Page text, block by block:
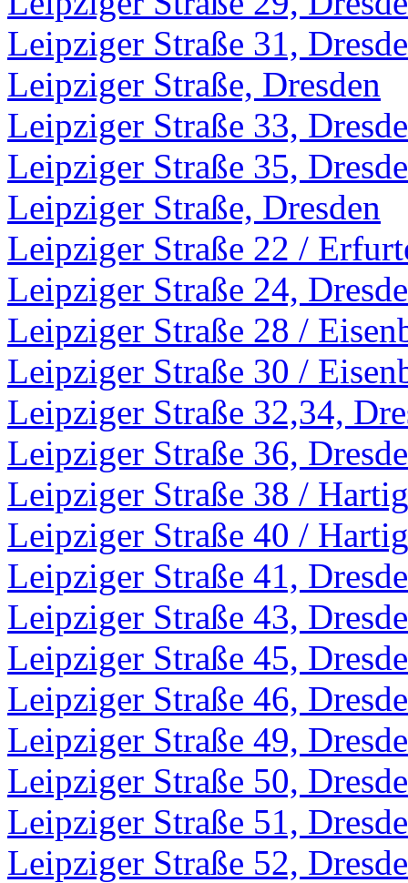
Leipziger Straße 31,
Leipziger Straße, Dresden
Leipziger Straße 33,
Leipziger Straße 35,
Leipziger Straße, Dresden
Leipziger Straße 22 /
Leipziger Straße 24,
Leipziger Straße 28 /
Leipziger Straße 30 /
Leipziger Straße 32,34,
Leipziger Straße 36,
Leipziger Straße 38 /
Leipziger Straße 40 /
Leipziger Straße 41,
Leipziger Straße 43,
Leipziger Straße 45,
Leipziger Straße 46,
Leipziger Straße 49,
Leipziger Straße 50,
Leipziger Straße 51,
Leipziger Straße 52,